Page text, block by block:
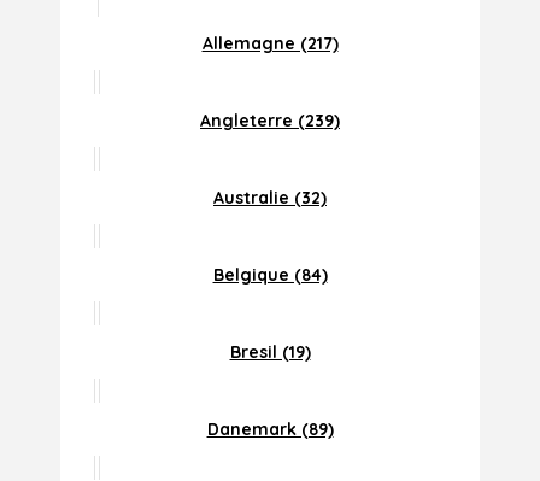
Allemagne (217)
Angleterre (239)
Australie (32)
Belgique (84)
Bresil (19)
Danemark (89)